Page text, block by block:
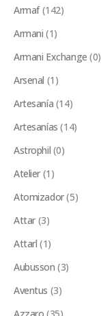
Armaf (142)
Armani (1)
Armani Exchange (0)
Arsenal (1)
Artesanía (14)
Artesanías (14)
Astrophil (0)
Atelier (1)
Atomizador(5)
Attar (3)
Attarl (1)
Aubusson (3)
Aventus (3)